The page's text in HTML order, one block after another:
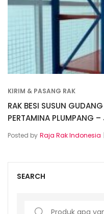
KIRIM & PASANG RAK
RAK BESI SUSUN
PERTAMINA PLUMPANG –
Posted by Raja Rak Indonesia
SEARCH
Search